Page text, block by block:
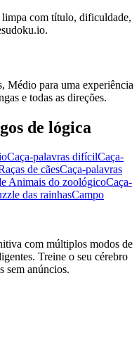
com título, dificuldade,
Médio para uma experiência
e todas as direções.
de lógica
Caça-palavras difícilCaça-
de cãesCaça-palavras
Animais do zoológicoCaça-
das rainhasCampo
com múltiplos modos de
Treine o seu cérebro
sem anúncios.